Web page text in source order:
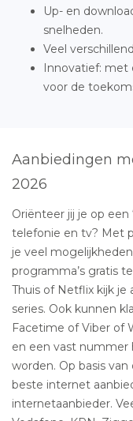
Up- en
snelheden.
Veel
Innovatief: met
voor de
Aanbiedingen
2026
Oriënteer jij je op
telefonie en tv? Met
je veel
programma’s gratis
Thuis of Netflix kijk je
series. Ook kunnen
Facetime of Viber of
en een vast nummer
worden. Op basis
beste internet
internetaanbieder.